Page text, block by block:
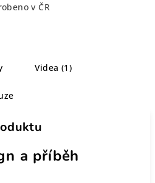
v ČR
Videa (1)
a příběh